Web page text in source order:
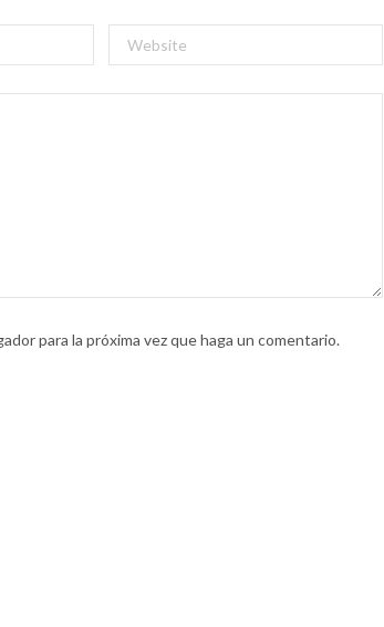
para la próxima vez que haga un comentario.